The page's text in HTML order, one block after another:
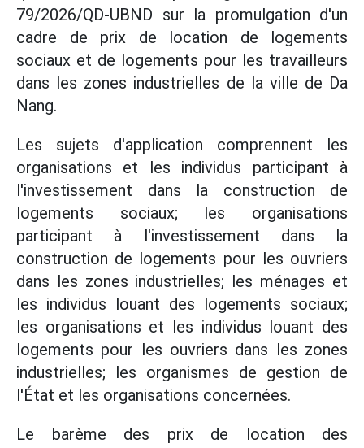
79/2026/QD-UBND sur la promulgation d'un
cadre de prix de location de logements
sociaux et de logements pour les travailleurs
dans les zones industrielles de la ville de Da
Nang.
Les sujets d'application comprennent les
organisations et les individus participant à
l'investissement dans la construction de
logements sociaux; les organisations
participant à l'investissement dans la
construction de logements pour les ouvriers
dans les zones industrielles; les ménages et
les individus louant des logements sociaux;
les organisations et les individus louant des
logements pour les ouvriers dans les zones
industrielles; les organismes de gestion de
l'État et les organisations concernées.
Le barème des prix de location des